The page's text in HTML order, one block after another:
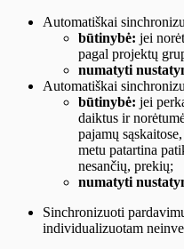
Automatiškai
būtinybė: jei
pagal projektų
numatyti
Automatiškai
būtinybė: jei
daiktus ir
pajamų
metu patartina
nesančių, prekių;
numatyti
Sinchronizuoti
individualizuotam